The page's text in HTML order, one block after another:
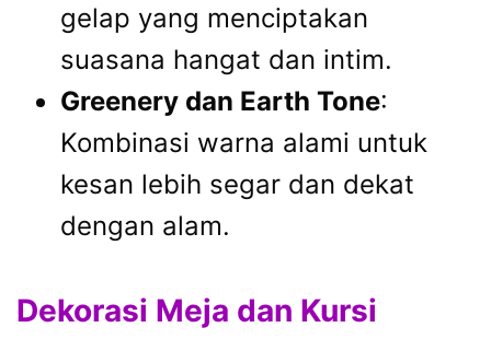
gelap yang menciptakan
suasana hangat dan intim.
Greenery dan Earth Tone:
Kombinasi warna alami untuk
kesan lebih segar dan dekat
dengan alam.
Dekorasi Meja dan Kursi